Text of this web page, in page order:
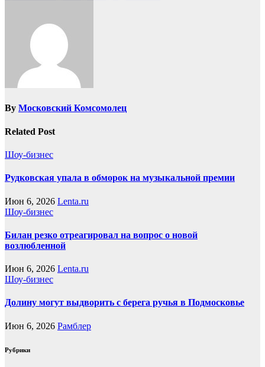
By Московский Комсомолец
Related Post
Шоу-бизнес
Рудковская упала в обморок на музыкальной премии
Июн 6, 2026 Lenta.ru
Шоу-бизнес
Билан резко отреагировал на вопрос о новой
возлюбленной
Июн 6, 2026 Lenta.ru
Шоу-бизнес
Долину могут выдворить с берега ручья в Подмосковье
Июн 6, 2026 Рамблер
Рубрики